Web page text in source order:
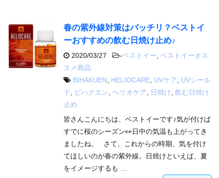
春の紫外線対策はバッチリ？ベストイ
ーおすすめの飲む日焼け止め♪
2020/03/27 -ベストイー ベストイーオス
スメ商品
BIHAKUEN
HELIOCARE UVケア
UVシール
ド
ビハクエン ヘリオケア 日焼け 飲む日焼け
止め
皆さんこんにちは、ベストイーです♪気が付けば
すでに桜のシーズン👀日中の気温も上がってき
ましたね。 さて、これからの時期、気を付け
てほしいのが春の紫外線。日焼けといえば、夏
をイメージするも …